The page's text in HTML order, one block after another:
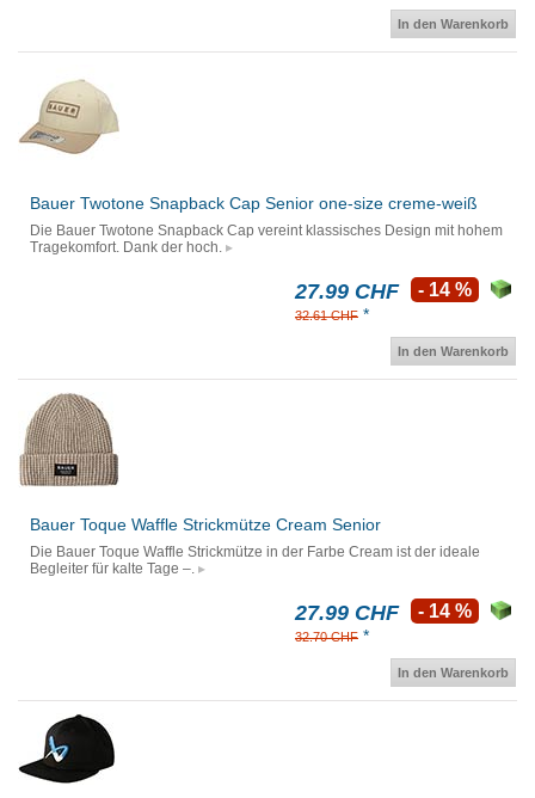
In den Warenkorb
Bauer Twotone Snapback Cap Senior one-size creme-weiß
Die Bauer Twotone Snapback Cap vereint klassisches Design mit hohem
Tragekomfort. Dank der hoch.
27.99 CHF
32.61 CHF *
- 14 %
In den Warenkorb
Bauer Toque Waffle Strickmütze Cream Senior
Die Bauer Toque Waffle Strickmütze in der Farbe Cream ist der ideale
Begleiter für kalte Tage –.
27.99 CHF
32.70 CHF *
- 14 %
In den Warenkorb